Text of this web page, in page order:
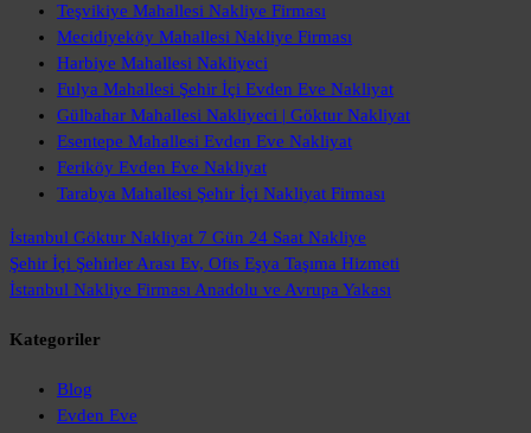
Teşvikiye Mahallesi Nakliye Firması
Mecidiyeköy Mahallesi Nakliye Firması
Harbiye Mahallesi Nakliyeci
Fulya Mahallesi Şehir İçi Evden Eve Nakliyat
Gülbahar Mahallesi Nakliyeci | Göktur Nakliyat
Esentepe Mahallesi Evden Eve Nakliyat
Feriköy Evden Eve Nakliyat
Tarabya Mahallesi Şehir İçi Nakliyat Firması
İstanbul Göktur Nakliyat 7 Gün 24 Saat Nakliye
Şehir İçi Şehirler Arası Ev, Ofis Eşya Taşıma Hizmeti
İstanbul Nakliye Firması Anadolu ve Avrupa Yakası
Kategoriler
Blog
Evden Eve